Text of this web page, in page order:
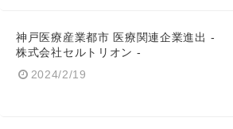
神戸医療産業都市 医療関連企業進出 -
株式会社セルトリオン -
2024/2/19